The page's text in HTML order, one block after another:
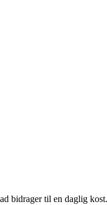
til en daglig